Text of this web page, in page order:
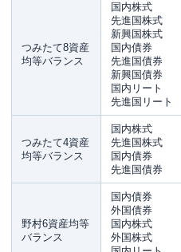
つみたて8資産
均等バランス
国内株式
先進国株式
新興国株式
国内債券
先進国債券
新興国債券
国内リート
先進国リート
つみたて4資産
均等バランス
国内株式
先進国株式
国内債券
先進国債券
野村6資産均等
バランス
国内債券
外国債券
国内株式
外国株式